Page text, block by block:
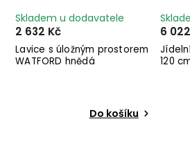
Lavice s úložným prostorem
WATFORD hnědá
Skladem u dodavatele
2 632 Kč
Do košíku
120
6